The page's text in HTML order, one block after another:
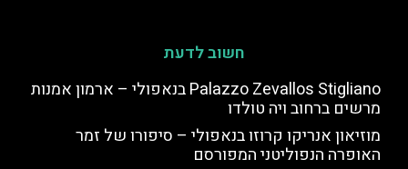
חשוב לדעת
Palazzo Zevallos Stigliano בנאפולי – ארמון אמנות
מרשים ברחוב ויה טולדו
מוזיאון אנריקו קרוזו בנאפולי – סיפורו של זמר
האופרה הנפוליטני המפורסם